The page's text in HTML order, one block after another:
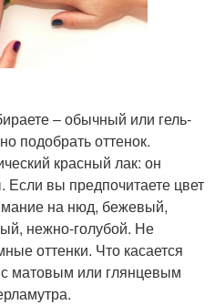
‒ обычный или гель-
подобрать оттенок.
красный лак: он
вы предпочитаете цвет
на нюд, бежевый,
нежно-голубой. Не
оттенки. Что касается
матовым или глянцевым